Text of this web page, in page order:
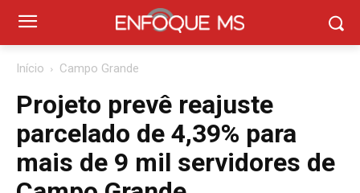
Início Campo Grande
Projeto prevê reajuste
parcelado de 4,39% para
mais de 9 mil servidores de